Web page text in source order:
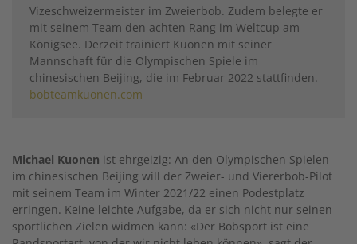
Vizeschweizermeister im Zweierbob. Zudem belegte er
mit seinem Team den achten Rang im Weltcup am
Königsee. Derzeit trainiert Kuonen mit seiner
Mannschaft für die Olympischen Spiele im
chinesischen Beijing, die im Februar 2022 stattfinden.
bobteamkuonen.com
Michael Kuonen ist ehrgeizig: An den Olympischen Spielen
im chinesischen Beijing will der Zweier- und Viererbob-Pilot
mit seinem Team im Winter 2021/22 einen Podestplatz
erringen. Keine leichte Aufgabe, da er sich nicht nur seinen
sportlichen Zielen widmen kann: «Der Bobsport ist eine